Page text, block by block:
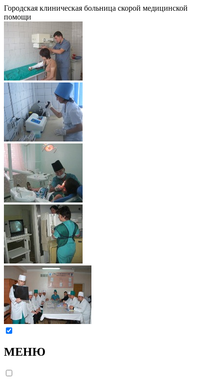
Городская клиническая больница скорой медицинской
помощи
МЕНЮ